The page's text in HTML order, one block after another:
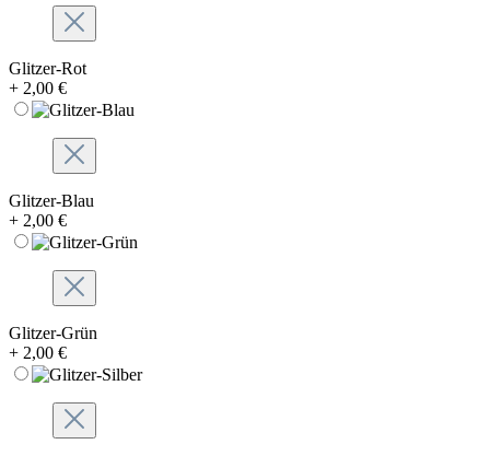
Glitzer-Rot
+ 2,00 €
Glitzer-Blau
+ 2,00 €
Glitzer-Grün
+ 2,00 €